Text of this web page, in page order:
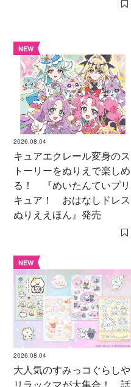
NEW
2026.08.04
キュアエクレール変身のス
トーリーをぬりえで楽しめ
る！ 『めいたんていプリ
キュア！ おはなしドレス
ぬりええほん』発売
NEW
2026.08.04
大人気のすみっコぐらしや